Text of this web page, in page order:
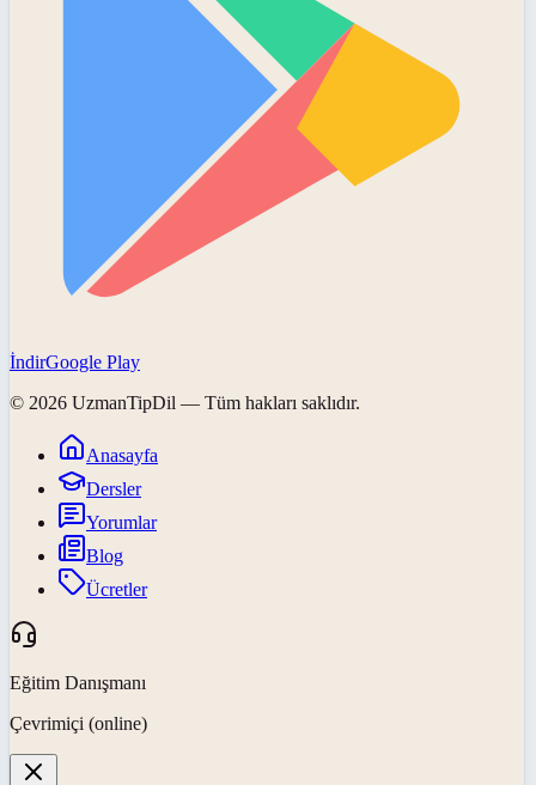
İndirGoogle Play
© 2026 UzmanTipDil — Tüm hakları saklıdır.
Anasayfa
Dersler
Yorumlar
Blog
Ücretler
Eğitim Danışmanı
Çevrimiçi (online)